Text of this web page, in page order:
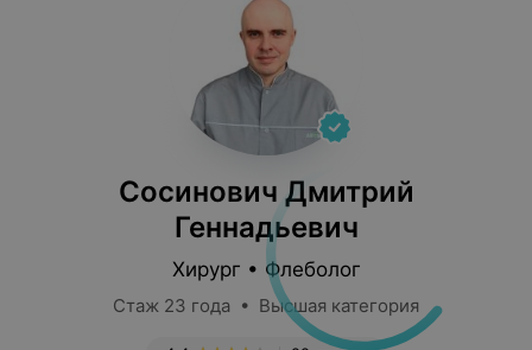
Сосинович Дмитрий
Геннадьевич
Хирург • Флеболог
Стаж 23 года • Высшая категория